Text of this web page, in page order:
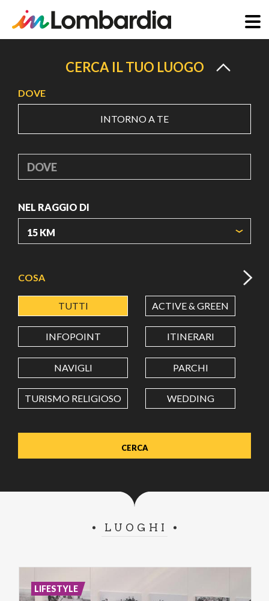
principale
CERCA IL TUO LUOGO
DOVE
INTORNO A TE
DOVE
NEL RAGGIO DI
LATITUDINE
LONGITUDINE
Value in decimal degrees. Use dot (.) as decimal separator.
COSA
TUTTI ACTIVE & GREEN
INFOPOINT ITINERARI
NAVIGLI PARCHI
TURISMO RELIGIOSO WEDDING
LUOGHI
LIFESTYLE